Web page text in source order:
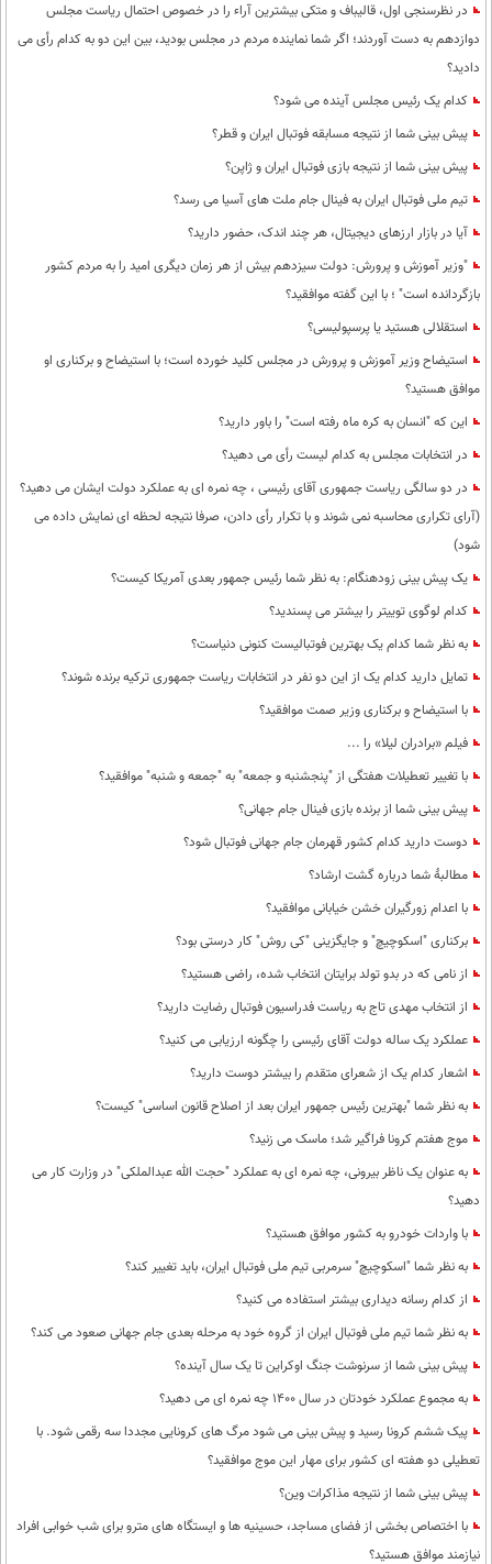
در نظرسنجی اول، قالیباف و متکی بیشترین آراء را در خصوص احتمال ریاست مجلس
دوازدهم به دست آوردند؛ اگر شما نماینده مردم در مجلس بودید، بین این دو به کدام رأی می
دادید؟
کدام یک رئیس مجلس آینده می شود؟
پیش بینی شما از نتیجه مسابقه فوتبال ایران و قطر؟
پیش بینی شما از نتیجه بازی فوتبال ایران و ژاپن؟
تیم ملی فوتبال ایران به فینال جام ملت های آسیا می رسد؟
آیا در بازار ارزهای دیجیتال، هر چند اندک، حضور دارید؟
"وزیر آموزش و پرورش: دولت سیزدهم بیش از هر زمان دیگری امید را به مردم کشور
بازگردانده است" ؛ با این گفته موافقید؟
استقلالی هستید یا پرسپولیسی؟
استیضاح وزیر آموزش و پرورش در مجلس کلید خورده است؛ با استیضاح و برکناری او
موافق هستید؟
این که "انسان به کره ماه رفته است" را باور دارید؟
در انتخابات مجلس به کدام لیست رأی می دهید؟
در دو سالگی ریاست جمهوری آقای رئیسی ، چه نمره ای به عملکرد دولت ایشان می دهید؟
(آرای تکراری محاسبه نمی شوند و با تکرار رأی دادن، صرفا نتیجه لحظه ای نمایش داده می
شود)
یک پیش بینی زودهنگام: به نظر شما رئیس جمهور بعدی آمریکا کیست؟
کدام لوگوی توییتر را بیشتر می پسندید؟
به نظر شما کدام یک بهترین فوتبالیست کنونی دنیاست؟
تمایل دارید کدام یک از این دو نفر در انتخابات ریاست جمهوری ترکیه برنده شوند؟
با استیضاح و برکناری وزیر صمت موافقید؟
فیلم «برادران لیلا» را ...
با تغییر تعطیلات هفتگی از "پنجشنبه و جمعه" به "جمعه و شنبه" موافقید؟
پیش بینی شما از برنده بازی فینال جام جهانی؟
دوست دارید کدام کشور قهرمان جام جهانی فوتبال شود؟
مطالبۀ شما درباره گشت ارشاد؟
با اعدام زورگیران خشن خیابانی موافقید؟
برکناری "اسکوچیچ" و جایگزینی "کی روش" کار درستی بود؟
از نامی که در بدو تولد برایتان انتخاب شده، راضی هستید؟
از انتخاب مهدی تاج به ریاست فدراسیون فوتبال رضایت دارید؟
عملکرد یک ساله دولت آقای رئیسی را چگونه ارزیابی می کنید؟
اشعار کدام یک از شعرای متقدم را بیشتر دوست دارید؟
به نظر شما "بهترین رئیس جمهور ایران بعد از اصلاح قانون اساسی" کیست؟
موج هفتم کرونا فراگیر شد؛ ماسک می زنید؟
به عنوان یک ناظر بیرونی، چه نمره ای به عملکرد "حجت الله عبدالملکی" در وزارت کار می
دهید؟
با واردات خودرو به کشور موافق هستید؟
به نظر شما "اسکوچیچ" سرمربی تیم ملی فوتبال ایران، باید تغییر کند؟
از کدام رسانه دیداری بیشتر استفاده می کنید؟
به نظر شما تیم ملی فوتبال ایران از گروه خود به مرحله بعدی جام جهانی صعود می کند؟
پیش بینی شما از سرنوشت جنگ اوکراین تا یک سال آینده؟
به مجموع عملکرد خودتان در سال 1400 چه نمره ای می دهید؟
پیک ششم کرونا رسید و پیش بینی می شود مرگ های کرونایی مجددا سه رقمی شود. با
تعطیلی دو هفته ای کشور برای مهار این موج موافقید؟
پیش بینی شما از نتیجه مذاکرات وین؟
با اختصاص بخشی از فضای مساجد، حسینیه ها و ایستگاه های مترو برای شب خوابی افراد
نیازمند موافق هستید؟